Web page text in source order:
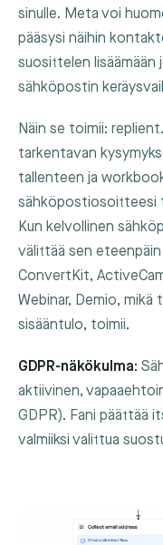
sinulle. Meta voi
pääsysi näihin
suosittelen lisäämään
sähköpostin
Näin se toimii:
tarkentavan
tallenteen ja
sähköpostiosoitteesi
Kun kelvollinen
välittää sen eteenpäin
ConvertKit,
Webinar, Demio,
sisääntulo, toimii.
GDPR-näkökulma:
aktiivinen,
GDPR). Fani päättää
valmiiksi valittua